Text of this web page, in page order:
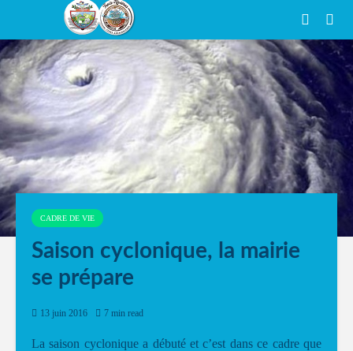
CADRE DE VIE
Saison cyclonique, la mairie
se prépare
13 juin 2016 7 min read
La saison cyclonique a débuté et c’est dans ce cadre que